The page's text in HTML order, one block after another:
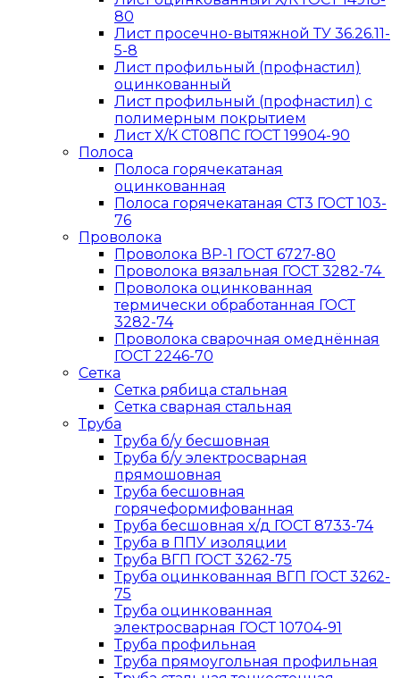
80
Лист просечно-вытяжной ТУ 36.26.11-
5-8
Лист профильный (профнастил)
оцинкованный
Лист профильный (профнастил) с
полимерным покрытием
Лист Х/К СТ08ПС ГОСТ 19904-90
Полоса
Полоса горячекатаная
оцинкованная
Полоса горячекатаная СТ3 ГОСТ 103-
76
Проволока
Проволока ВР-1 ГОСТ 6727-80
Проволока вязальная ГОСТ 3282-74
Проволока оцинкованная
термически обработанная ГОСТ
3282-74
Проволока сварочная омеднённая
ГОСТ 2246-70
Сетка
Сетка рябица стальная
Сетка сварная стальная
Труба
Труба б/у бесшовная
Труба б/у электросварная
прямошовная
Труба бесшовная
горячеформифованная
Труба бесшовная х/д ГОСТ 8733-74
Труба в ППУ изоляции
Труба ВГП ГОСТ 3262-75
Труба оцинкованная ВГП ГОСТ 3262-
75
Труба оцинкованная
электросварная ГОСТ 10704-91
Труба профильная
Труба прямоугольная профильная